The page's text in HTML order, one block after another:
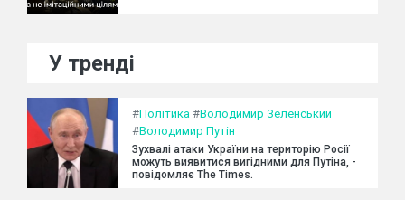
У тренді
#Політика #Володимир Зеленський
#Володимир Путін
Зухвалі атаки України на територію Росії
можуть виявитися вигідними для Путіна, -
повідомляє The Times.